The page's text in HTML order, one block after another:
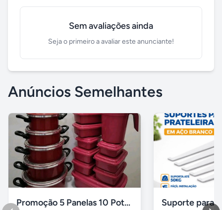
Sem avaliações ainda
Seja o primeiro a avaliar este anunciante!
Anúncios Semelhantes
Promoção 5 Panelas 10 Potes Multiuso